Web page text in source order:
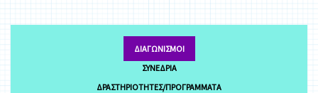
ΔΙΑΓΩΝΙΣΜΟΊ
ΣΥΝΈΔΡΙΑ
ΔΡΑΣΤΗΡΙΌΤΗΤΕΣ/ΠΡΟΓΡΆΜΜΑΤΑ